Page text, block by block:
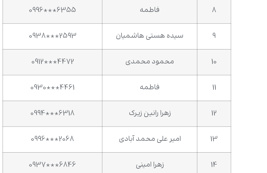
8 فاطمه 0996***6355
9 سیده هستی هاشمیان 0938***2593
10 محمود محمدی 0912***4472
11 فاطمه 0930***4461
12 زهرا رانین زیرک 0994***6318
13 امیر علی محمد آبادی 0996***2068
14 زهرا امینی 0937***6846